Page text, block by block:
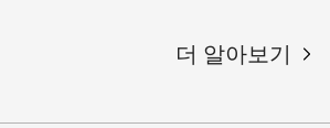
더 알아보기